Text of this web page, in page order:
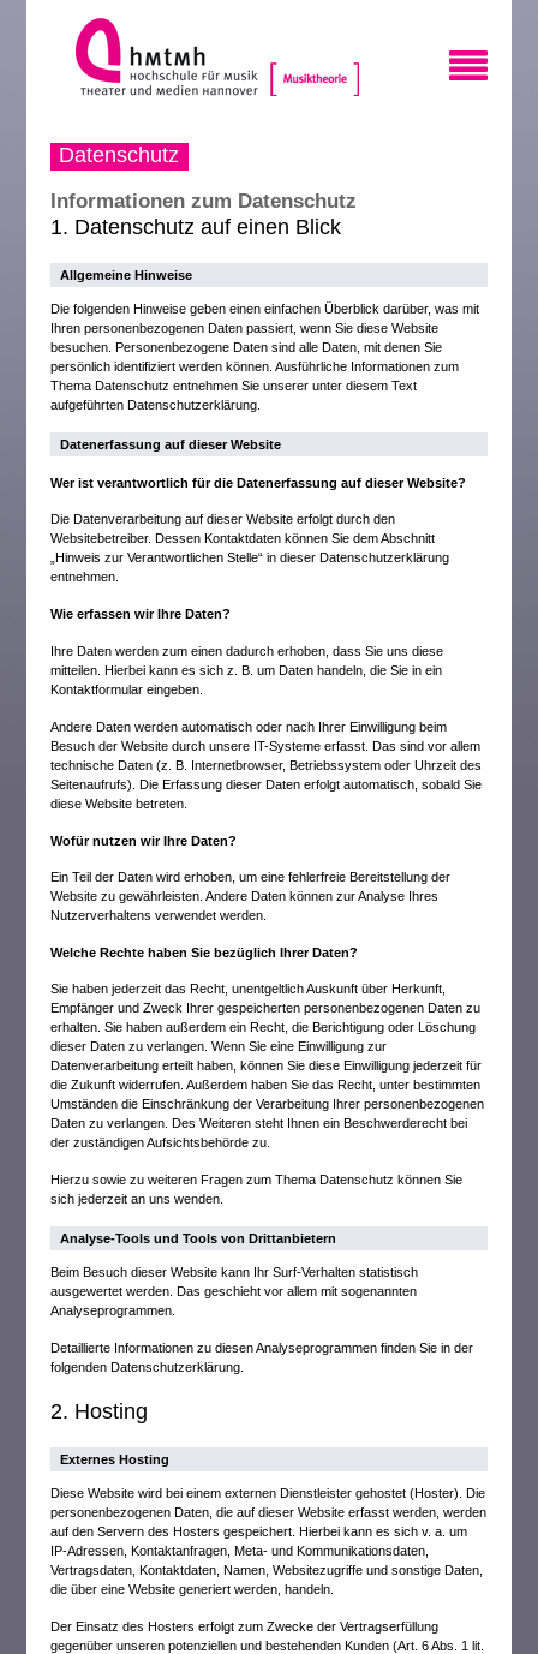
Datenschutz
Informationen zum Datenschutz
1. Datenschutz auf einen Blick
Allgemeine Hinweise
Die folgenden Hinweise geben einen einfachen Überblick darüber, was mit
Ihren personenbezogenen Daten passiert, wenn Sie diese Website
besuchen. Personenbezogene Daten sind alle Daten, mit denen Sie
persönlich identifiziert werden können. Ausführliche Informationen zum
Thema Datenschutz entnehmen Sie unserer unter diesem Text
aufgeführten Datenschutzerklärung.
Datenerfassung auf dieser Website
Wer ist verantwortlich für die Datenerfassung auf dieser Website?
Die Datenverarbeitung auf dieser Website erfolgt durch den
Websitebetreiber. Dessen Kontaktdaten können Sie dem Abschnitt
„Hinweis zur Verantwortlichen Stelle“ in dieser Datenschutzerklärung
entnehmen.
Wie erfassen wir Ihre Daten?
Ihre Daten werden zum einen dadurch erhoben, dass Sie uns diese
mitteilen. Hierbei kann es sich z. B. um Daten handeln, die Sie in ein
Kontaktformular eingeben.
Andere Daten werden automatisch oder nach Ihrer Einwilligung beim
Besuch der Website durch unsere IT-Systeme erfasst. Das sind vor allem
technische Daten (z. B. Internetbrowser, Betriebssystem oder Uhrzeit des
Seitenaufrufs). Die Erfassung dieser Daten erfolgt automatisch, sobald Sie
diese Website betreten.
Wofür nutzen wir Ihre Daten?
Ein Teil der Daten wird erhoben, um eine fehlerfreie Bereitstellung der
Website zu gewährleisten. Andere Daten können zur Analyse Ihres
Nutzerverhaltens verwendet werden.
Welche Rechte haben Sie bezüglich Ihrer Daten?
Sie haben jederzeit das Recht, unentgeltlich Auskunft über Herkunft,
Empfänger und Zweck Ihrer gespeicherten personenbezogenen Daten zu
erhalten. Sie haben außerdem ein Recht, die Berichtigung oder Löschung
dieser Daten zu verlangen. Wenn Sie eine Einwilligung zur
Datenverarbeitung erteilt haben, können Sie diese Einwilligung jederzeit für
die Zukunft widerrufen. Außerdem haben Sie das Recht, unter bestimmten
Umständen die Einschränkung der Verarbeitung Ihrer personenbezogenen
Daten zu verlangen. Des Weiteren steht Ihnen ein Beschwerderecht bei
der zuständigen Aufsichtsbehörde zu.
Hierzu sowie zu weiteren Fragen zum Thema Datenschutz können Sie
sich jederzeit an uns wenden.
Analyse-Tools und Tools von Dritt­anbietern
Beim Besuch dieser Website kann Ihr Surf-Verhalten statistisch
ausgewertet werden. Das geschieht vor allem mit sogenannten
Analyseprogrammen.
Detaillierte Informationen zu diesen Analyseprogrammen finden Sie in der
folgenden Datenschutzerklärung.
2. Hosting
Externes Hosting
Diese Website wird bei einem externen Dienstleister gehostet (Hoster). Die
personenbezogenen Daten, die auf dieser Website erfasst werden, werden
auf den Servern des Hosters gespeichert. Hierbei kann es sich v. a. um
IP-Adressen, Kontaktanfragen, Meta- und Kommunikationsdaten,
Vertragsdaten, Kontaktdaten, Namen, Websitezugriffe und sonstige Daten,
die über eine Website generiert werden, handeln.
Der Einsatz des Hosters erfolgt zum Zwecke der Vertragserfüllung
gegenüber unseren potenziellen und bestehenden Kunden (Art. 6 Abs. 1 lit.